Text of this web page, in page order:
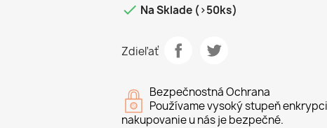
 Na Sklade (>50ks)
Zdieľať
Bezpečnostná Ochrana
Používame vysoký stupeň
nakupovanie u nás je bezpečné.